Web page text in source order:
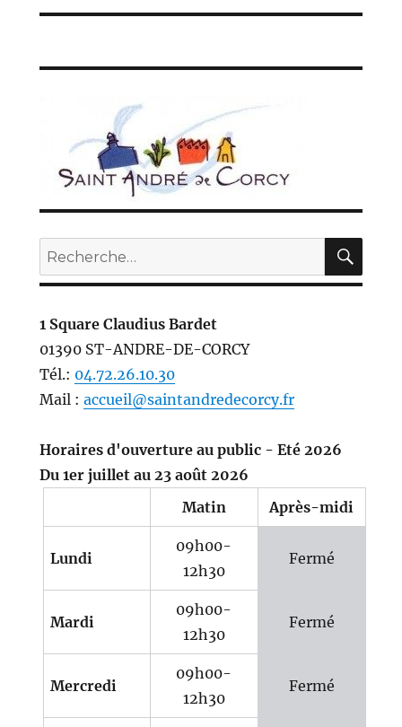
suivante :
Recherche
pour :
1 Square Claudius Bardet
01390 ST-ANDRE-DE-CORCY
Tél.: 04.72.26.10.30
Mail : accueil@saintandredecorcy.fr
Horaires d'ouverture au public - Eté 2026
Du 1er juillet au 23 août 2026
Matin
Après-midi
Lundi
09h00-
12h30
Fermé
Mardi
09h00-
12h30
Fermé
Mercredi
09h00-
12h30
Fermé